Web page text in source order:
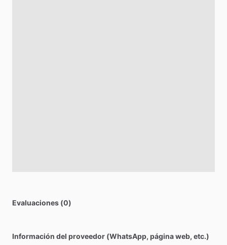
Evaluaciones (0)
Información del proveedor (WhatsApp, página web, etc.)